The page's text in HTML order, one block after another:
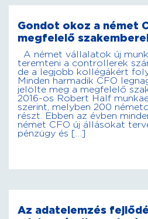
Gondot okoz a német
megfelelő
A német vállalatok új
teremteni a controllerek
de a legjobb kollégákért
Minden harmadik CFO
jelölte meg a megfelelő
2016-os Robert Half
szerint, melyben 200
részt. Ebben az évben
német CFO új állásokat
pénzügy és […]
Az adatelemzés